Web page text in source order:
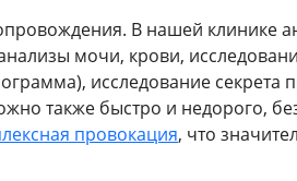
В нашей клинике
анализы мочи, крови,
исследование секрета
также быстро и недорого,
провокация, что